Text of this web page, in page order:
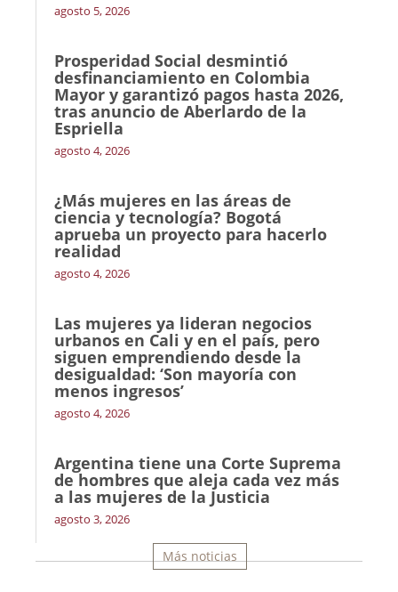
agosto 5, 2026
Prosperidad Social desmintió
desfinanciamiento en Colombia
Mayor y garantizó pagos hasta 2026,
tras anuncio de Aberlardo de la
Espriella
agosto 4, 2026
¿Más mujeres en las áreas de
ciencia y tecnología? Bogotá
aprueba un proyecto para hacerlo
realidad
agosto 4, 2026
Las mujeres ya lideran negocios
urbanos en Cali y en el país, pero
siguen emprendiendo desde la
desigualdad: ‘Son mayoría con
menos ingresos’
agosto 4, 2026
Argentina tiene una Corte Suprema
de hombres que aleja cada vez más
a las mujeres de la Justicia
agosto 3, 2026
Más noticias